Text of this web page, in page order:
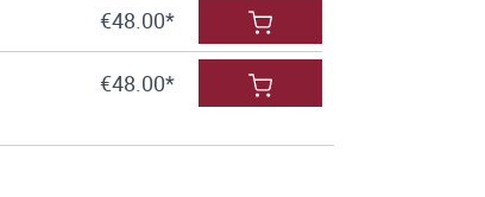
€48.00*
€48.00*